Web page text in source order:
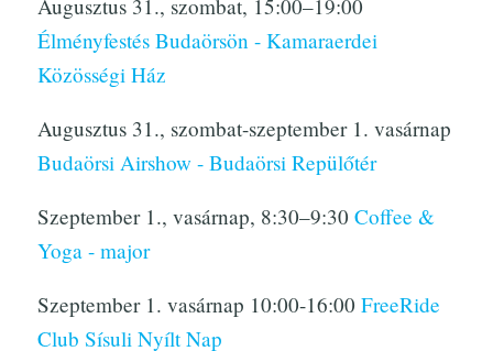
Augusztus 31., szombat, 15:00–19:00
Élményfestés Budaörsön - Kamaraerdei
Közösségi Ház
Augusztus 31., szombat-szeptember 1. vasárnap
Budaörsi Airshow - Budaörsi Repülőtér
Szeptember 1., vasárnap, 8:30–9:30 Coffee &
Yoga - major
Szeptember 1. vasárnap 10:00-16:00 FreeRide
Club Sísuli Nyílt Nap